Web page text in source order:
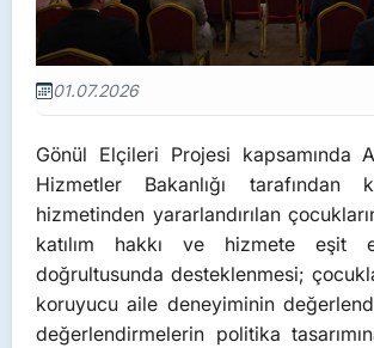
01.07.2026
Gönül Elçileri Projesi kapsamında
Hizmetler Bakanlığı tarafından
hizmetinden yararlandırılan
katılım hakkı ve hizmete eşit
doğrultusunda desteklenmesi;
koruyucu aile deneyiminin
değerlendirmelerin politika